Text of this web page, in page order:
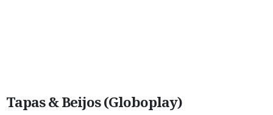
Tapas & Beijos (Globoplay)